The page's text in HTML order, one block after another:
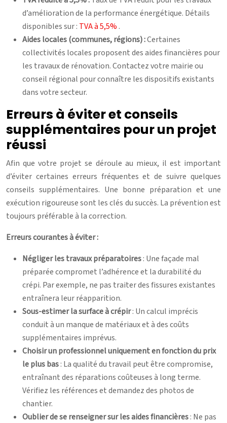
d’amélioration de la performance énergétique. Détails
disponibles sur : TVA à 5,5% .
Aides locales (communes, régions) :Certaines
collectivités locales proposent des aides financières pour
les travaux de rénovation. Contactez votre mairie ou
conseil régional pour connaître les dispositifs existants
dans votre secteur.
Erreurs à éviter et conseils
supplémentaires pour un projet
réussi
Afin que votre projet se déroule au mieux, il est important
d’éviter certaines erreurs fréquentes et de suivre quelques
conseils supplémentaires. Une bonne préparation et une
exécution rigoureuse sont les clés du succès. La prévention est
toujours préférable à la correction.
Erreurs courantes à éviter :
Négliger les travaux préparatoires: Une façade mal
préparée compromet l’adhérence et la durabilité du
crépi. Par exemple, ne pas traiter des fissures existantes
entraînera leur réapparition.
Sous-estimer la surface à crépir: Un calcul imprécis
conduit à un manque de matériaux et à des coûts
supplémentaires imprévus.
Choisir un professionnel uniquement en fonction du prix
le plus bas: La qualité du travail peut être compromise,
entraînant des réparations coûteuses à long terme.
Vérifiez les références et demandez des photos de
chantier.
Oublier de se renseigner sur les aides financières: Ne pas